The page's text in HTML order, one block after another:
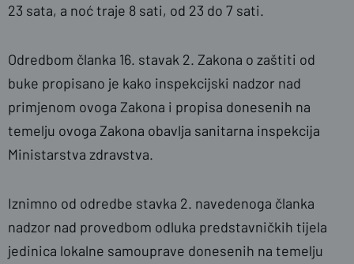
23 sata, a noć traje 8 sati, od 23 do 7 sati.
Odredbom članka 16. stavak 2. Zakona o zaštiti od
buke propisano je kako inspekcijski nadzor nad
primjenom ovoga Zakona i propisa donesenih na
temelju ovoga Zakona obavlja sanitarna inspekcija
Ministarstva zdravstva.
Iznimno od odredbe stavka 2. navedenoga članka
nadzor nad provedbom odluka predstavničkih tijela
jedinica lokalne samouprave donesenih na temelju